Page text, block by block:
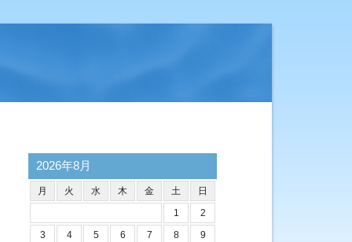
2026年8月
月 火 水 木 金 土
日
1
2
3
4 5 6 7 8 9